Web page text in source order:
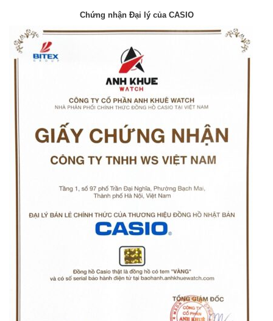
Chứng nhận Đại lý của CASIO